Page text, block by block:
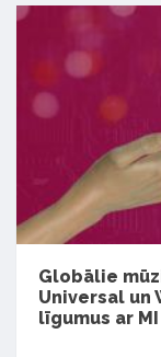
Globālie
Universal un
līgumus ar